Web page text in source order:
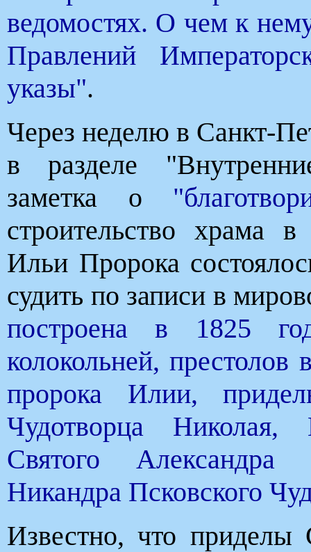
ведомостях. О чем к
Правлений
указы".
Через неделю в Санкт-
в разделе
заметка о
строительство храма
Ильи Пророка
судить по записи в
построена в 1825
колокольней,
пророка Илии,
Чудотворца
Святого
Никандра Псковского
Известно, что приделы